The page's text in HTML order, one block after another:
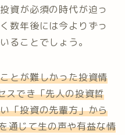
資が必須の時代が迫っ
数年後には今よりずっ
ることでしょう。
とが難しかった投資情
スでき「先人の投資哲
「投資の先輩方」から
通じて生の声や有益な情